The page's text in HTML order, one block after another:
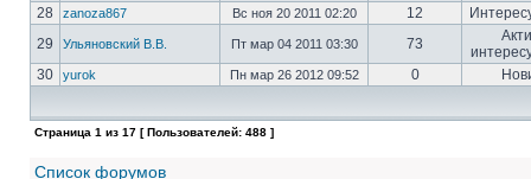
28
zanoza867 Вс ноя 20 2011 02:20 12
29
Ульяновский В.В. Пт мар 04 2011 03:30 73
30
yurok Пн мар 26 2012 09:52 0
Страница 1 из 17 [ Пользователей: 488 ]
Список форумов